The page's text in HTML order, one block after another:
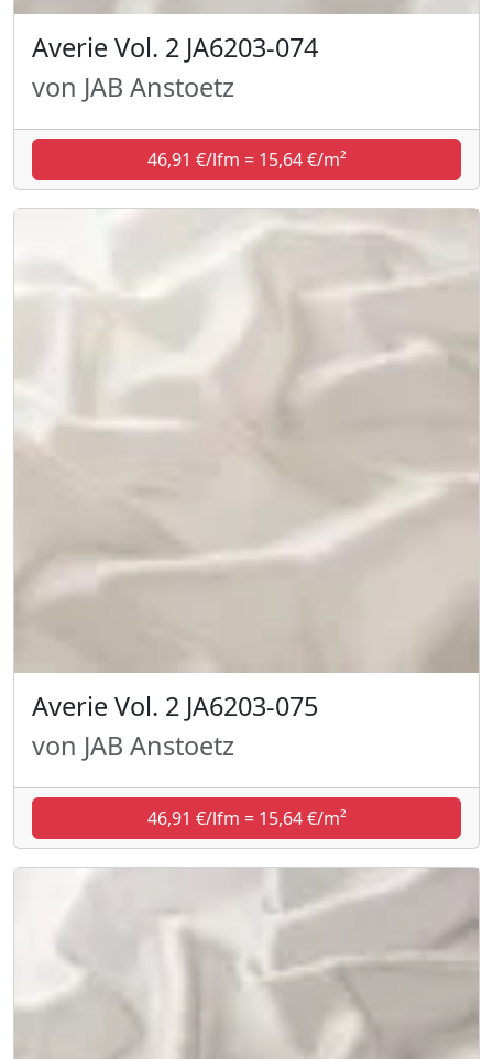
Averie Vol. 2 JA6203-074
von JAB Anstoetz
46,91 €/lfm = 15,64 €/m²
Averie Vol. 2 JA6203-075
von JAB Anstoetz
46,91 €/lfm = 15,64 €/m²